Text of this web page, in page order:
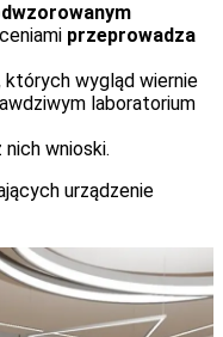
przeprowadza
których wygląd wiernie
laboratorium
wnioski.
urządzenie